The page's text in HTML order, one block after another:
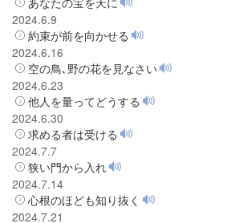
2024.6.9
約束が前を向かせる
2024.6.16
空の鳥､野の花を見なさい
2024.6.23
他人を量ってどうする
2024.6.30
求める者は受ける
2024.7.7
狭い門から入れ
2024.7.14
心根のほども知り抜く
2024.7.21